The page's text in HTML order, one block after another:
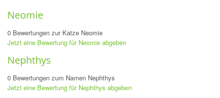
Neomie
0 Bewertungen zur Katze Neomie
Jetzt eine Bewertung für Neomie abgeben
Nephthys
0 Bewertungen zum Namen Nephthys
Jetzt eine Bewertung für Nephthys abgeben